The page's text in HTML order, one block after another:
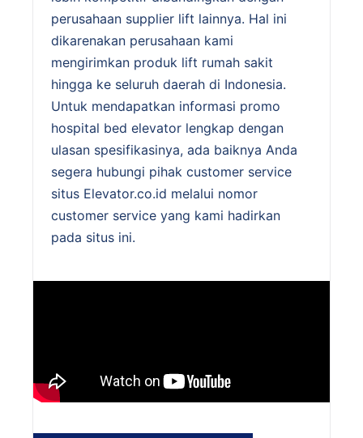
perusahaan supplier lift lainnya. Hal ini
dikarenakan perusahaan kami
mengirimkan produk lift rumah sakit
hingga ke seluruh daerah di Indonesia.
Untuk mendapatkan informasi promo
hospital bed elevator lengkap dengan
ulasan spesifikasinya, ada baiknya Anda
segera hubungi pihak customer service
situs Elevator.co.id melalui nomor
customer service yang kami hadirkan
pada situs ini.